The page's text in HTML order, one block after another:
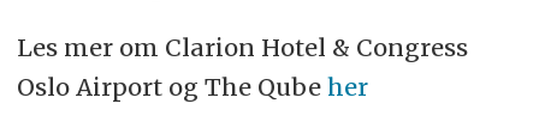
Les mer om Clarion Hotel & Congress
Oslo Airport og The Qube her